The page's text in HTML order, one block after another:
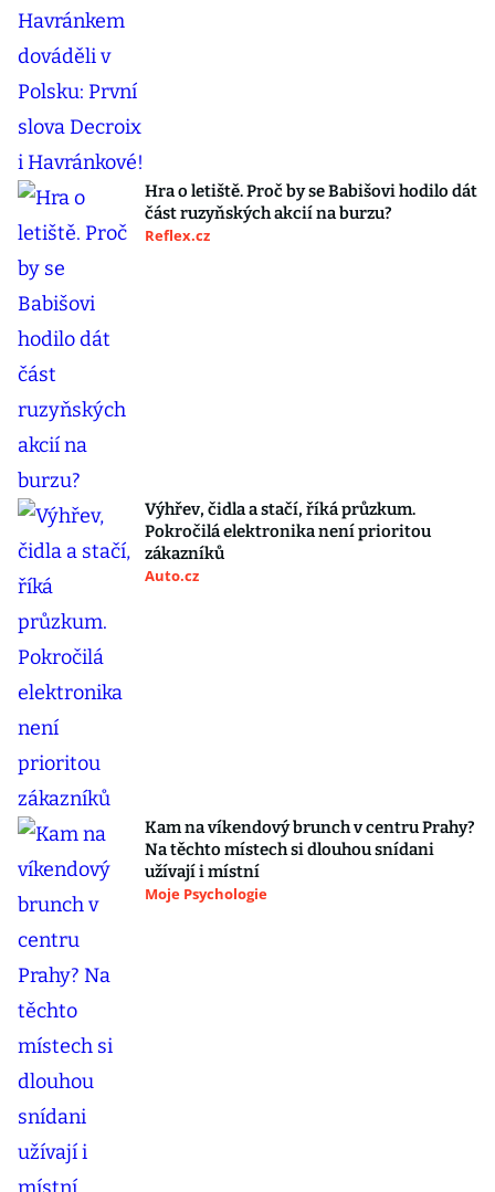
Hra o letiště. Proč by se Babišovi hodilo dát
část ruzyňských akcií na burzu?
Reflex.cz
Výhřev, čidla a stačí, říká průzkum.
Pokročilá elektronika není prioritou
zákazníků
Auto.cz
Kam na víkendový brunch v centru Prahy?
Na těchto místech si dlouhou snídani
užívají i místní
Moje Psychologie